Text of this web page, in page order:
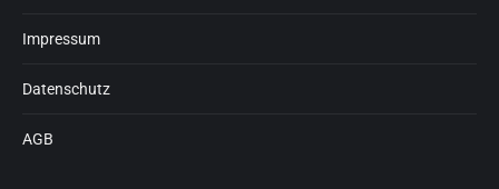
Impressum
Datenschutz
AGB